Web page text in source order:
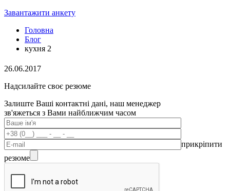
Завантажити анкету
Головна
Блог
кухня 2
26.06.2017
Надсилайте своє резюме
Залиште Ваші контактні дані, наш менеджер
зв'яжеться з Вами найближчим часом
прикріпити
резюме